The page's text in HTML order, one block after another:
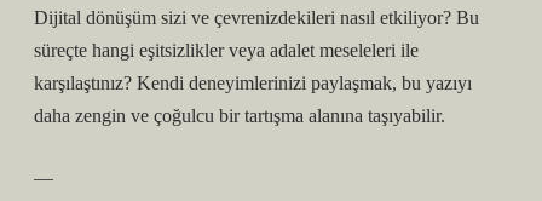
Dijital dönüşüm sizi ve çevrenizdekileri nasıl etkiliyor? Bu
süreçte hangi eşitsizlikler veya adalet meseleleri ile
karşılaştınız? Kendi deneyimlerinizi paylaşmak, bu yazıyı
daha zengin ve çoğulcu bir tartışma alanına taşıyabilir.
—